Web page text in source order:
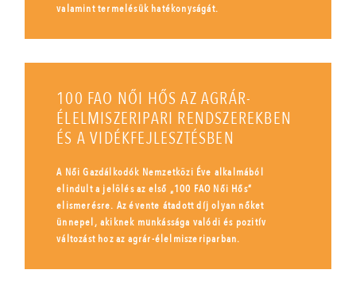
valamint termelésük hatékonyságát.
100 FAO NŐI HŐS AZ AGRÁR-
ÉLELMISZERIPARI RENDSZEREKBEN
ÉS A VIDÉKFEJLESZTÉSBEN
A Női Gazdálkodók Nemzetközi Éve alkalmából
elindult a jelölés az első „100 FAO Női Hős”
elismerésre. Az évente átadott díj olyan nőket
ünnepel, akiknek munkássága valódi és pozitív
változást hoz az agrár-élelmiszeriparban.